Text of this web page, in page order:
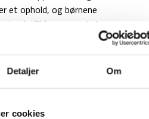
Detaljer Om
cookies
et ophold, og børnene
selvtillid, nye venskaber
end de selv tror. Det
vi ønsker at støtte
tid